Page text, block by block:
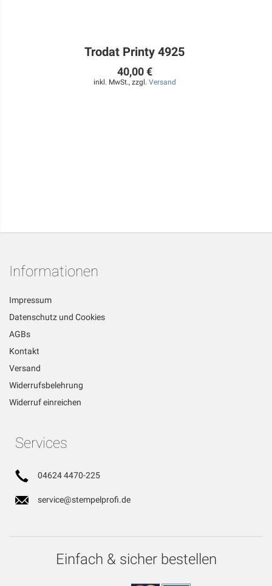
Trodat Printy 4925
40,00 €
inkl. MwSt., zzgl. Versand
Informationen
Impressum
Datenschutz und Cookies
AGBs
Kontakt
Versand
Widerrufsbelehrung
Widerruf einreichen
Services
04624 4470-225
service@stempelprofi.de
Einfach & sicher bestellen